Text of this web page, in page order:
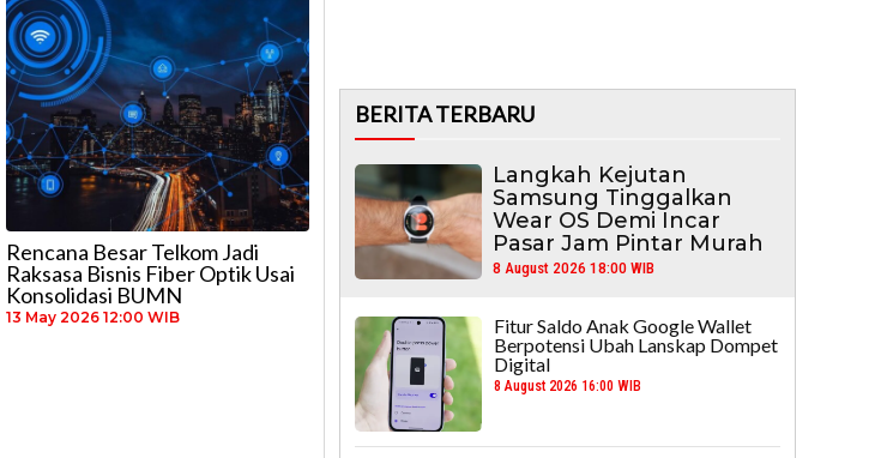
Rencana Besar Telkom Jadi
Raksasa Bisnis Fiber Optik Usai
Konsolidasi BUMN
13 May 2026 12:00 WIB
BERITA TERBARU
Langkah Kejutan
Samsung Tinggalkan
Wear OS Demi Incar
Pasar Jam Pintar Murah
8 August 2026 18:00 WIB
Fitur Saldo Anak Google Wallet
Berpotensi Ubah Lanskap Dompet
Digital
8 August 2026 16:00 WIB